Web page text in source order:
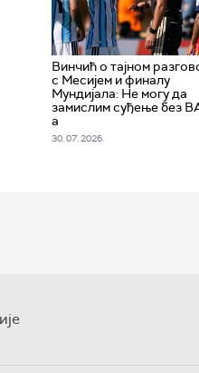
Винчић о тајном
с Месијем и финалу
Мундијала: Не могу да
замислим суђење без
а
30. 07. 2026.